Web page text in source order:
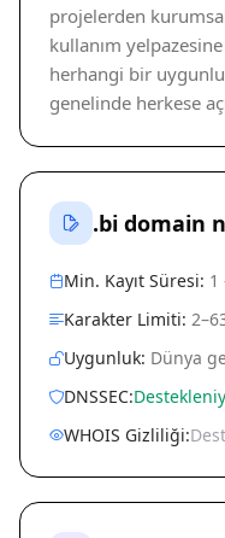
projelerden
kullanım
herhangi bir
genelinde herkese
.bi domain
Min. Kayıt Süresi: 1
Karakter Limiti:
Uygunluk: Dünya
DNSSEC:
WHOIS Gizliliği: